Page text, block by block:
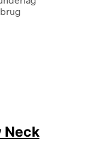
Neck